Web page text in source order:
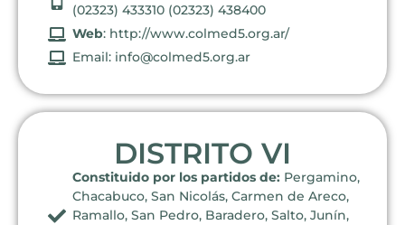
(02323) 433310 (02323) 438400
Web: http://www.colmed5.org.ar/
Email: info@colmed5.org.ar
DISTRITO VI
Constituido por los partidos de: Pergamino,
Chacabuco, San Nicolás, Carmen de Areco,
Ramallo, San Pedro, Baradero, Salto, Junín,